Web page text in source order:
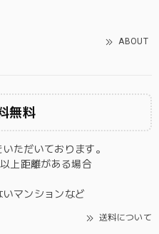
ABOUT
無料
ただいております。
上距離がある場合
いマンションなど
送料について